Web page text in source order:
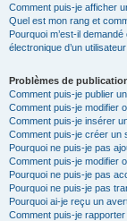
Comment puis-je afficher
Quel est mon rang et
Pourquoi m’est-il
électronique d’un
Problèmes de
Comment puis-je publier
Comment puis-je modifier
Comment puis-je insérer
Comment puis-je créer un
Pourquoi ne puis-je pas
Comment puis-je modifier
Pourquoi ne puis-je pas
Pourquoi ne puis-je pas
Pourquoi ai-je reçu un
Comment puis-je